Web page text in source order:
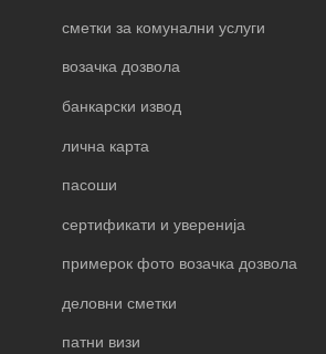
сметки за комунални услуги
возачка дозвола
банкарски извод
лична карта
пасоши
сертификати и уверенија
примерок фото возачка дозвола
деловни сметки
патни визи